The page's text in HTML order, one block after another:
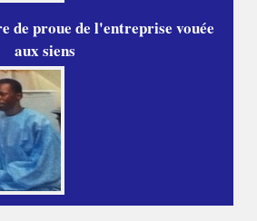
de proue de l'entreprise vouée
aux siens